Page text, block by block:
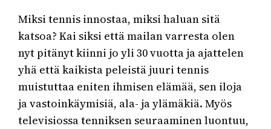
Miksi tennis innostaa, miksi haluan sitä
katsoa? Kai siksi että mailan varresta olen
nyt pitänyt kiinni jo yli 30 vuotta ja ajattelen
yhä että kaikista peleistä juuri tennis
muistuttaa eniten ihmisen elämää, sen iloja
ja vastoinkäymisiä, ala- ja ylämäkiä. Myös
televisiossa tenniksen seuraaminen luontuu,